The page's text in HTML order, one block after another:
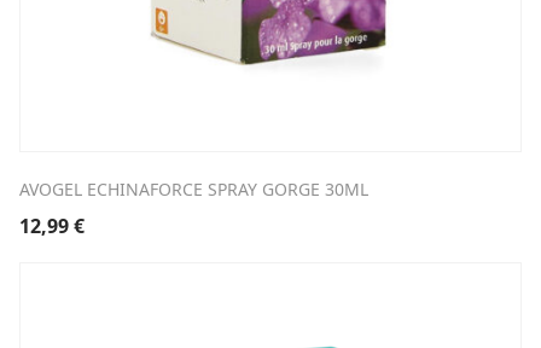
AVOGEL ECHINAFORCE SPRAY GORGE 30ML
12,99€